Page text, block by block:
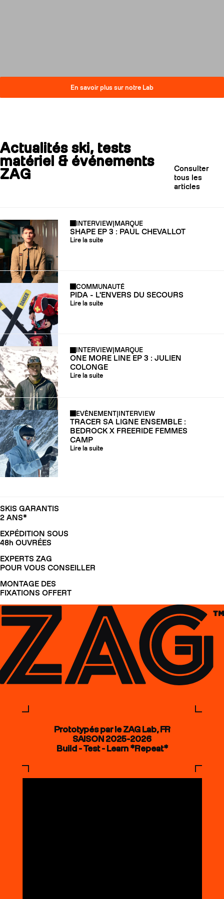
En savoir plus sur notre Lab
Actualités ski, tests
matériel & événements
ZAG
Consulter
tous les
articles
INTERVIEW|MARQUE
SHAPE EP 3 : PAUL CHEVALLOT
Lire la suite
COMMUNAUTÉ
PIDA - L'ENVERS DU SECOURS
Lire la suite
INTERVIEW MARQUE
ONE MORE LINE EP 3 : JULIEN
COLONGE
Lire la suite
EVÈNEMENT|INTERVIEW
TRACER SA LIGNE ENSEMBLE :
BEDROCK X FREERIDE FEMMES
CAMP
Lire la suite
SKIS GARANTIS
2 ANS*
EXPÉDITION SOUS
48h OUVRÉES
EXPERTS ZAG
POUR VOUS CONSEILLER
MONTAGE DES
FIXATIONS OFFERT
Prototypés par le ZAG Lab, FR
SAISON 2025-2026
Build - Test - Learn *Repeat*